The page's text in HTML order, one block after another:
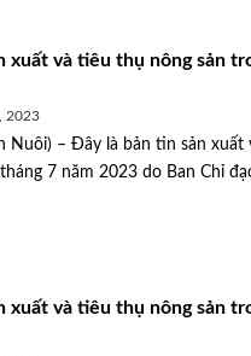
xuất và tiêu thụ nông sản
2023
Nuôi) – Đây là bản tin sản xuất
7 năm 2023 do Ban Chỉ
xuất và tiêu thụ nông sản